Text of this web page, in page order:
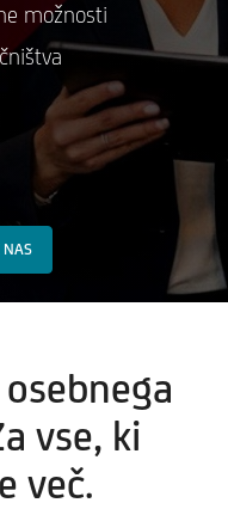
možnosti
NAS
vse, ki
več.